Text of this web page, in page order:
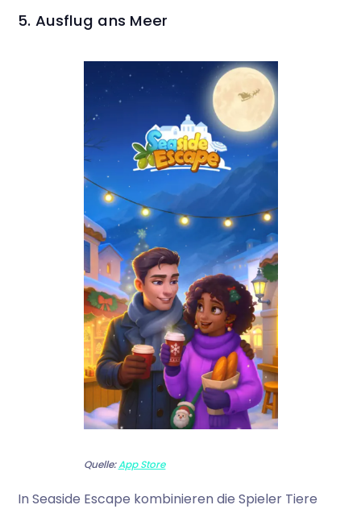
5. Ausflug ans Meer
Quelle:App Store
In Seaside Escape kombinieren die Spieler Tiere